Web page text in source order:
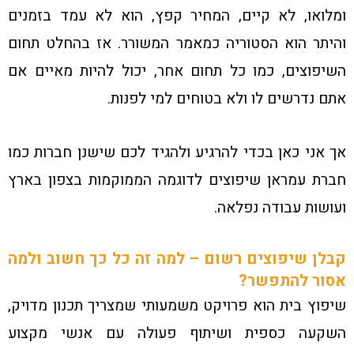
ומלואו, לא קיים, המחיר קפץ, הוא לא עמד בזמנים
והיתר הוא הסטוריה כמאמר המשורר. אז בהחלט תחום
השיפוצים, כמו כל תחום אחר, יכול להיות מאיים אם
אתם נדרשים לו ולא בטוחים למי לפנות.
אך אני כאן בכדי להרגיע ולהגיד לכם שישנן חברות כמו
חברת עמראן שיפוצים לדוגמה הממוקמות בצפון בארץ
ועושות עבודה נפלאה.
קבלן שיפוצים רשום – למה זה כל כך חשוב ולמה
אסור להתפשר?
שיפוץ בית הוא פרויקט משמעותי שמצריך תכנון מדויק,
השקעה כספית ושיתוף פעולה עם אנשי מקצוע